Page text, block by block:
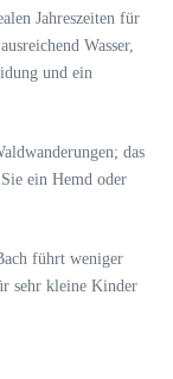
Jahreszeiten für
Wasser,
und ein
das
ein Hemd oder
führt weniger
sehr kleine Kinder